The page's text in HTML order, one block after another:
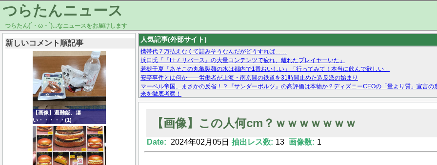
つらたんニュース
つらたん(´・ω・`)...なニュースをお届けします
新しいコメント順記事
【画像】避難飯、凄
い・・・・・(1)
人気記事(外部サイト)
携帯代７万払えなくて詰みそうなんだがどうすれば……
浜口氏「『FF7 リバース』の大量コンテンツで疲れ、離れたプレイヤーいた」
若槻千夏「あそこの丸亀製麺の水は都内で1番おいしい」「行ってみて！本当に飲んで欲しい」
安亭事件とは何か——労働者が上海・南京間の鉄道を31時間止めた造反派の始まり
マーベル帝国、まさかの反省！？『サンダーボルツ』の高評価は本物か？ディズニーCEOの「量より質」宣言
来を徹底考察！
【モー娘。石田亜佑美】ファーストテイク出演も新規獲得ならず？北川莉央が1位に
【画像】この人何cm？ｗｗｗｗｗｗｗ
Date: 2024年02月05日 抽出レス数: 13 画像数: 1